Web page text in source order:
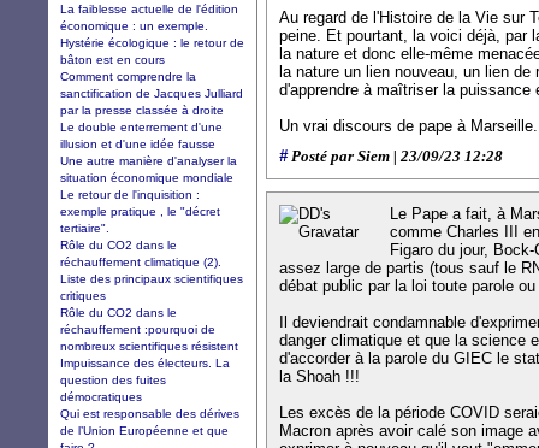
Au regard de l'Histoire de la Vie sur
peine. Et pourtant, la voici déjà, par
la nature et donc elle-même
la nature un lien nouveau, un lien
d'apprendre à maîtriser la
Un vrai discours de pape à Marseille.
#Posté par Siem | 23/09/23 12:28
Le Pape a fait, à
comme Charles III
Figaro du jour,
assez large de partis (tous sauf le
débat public par la loi toute parole
Il deviendrait condamnable
danger climatique et que la science
d'accorder à la parole du GIEC le
la Shoah !!!
Les excès de la période COVID
Macron après avoir calé son image
La faiblesse actuelle de l'édition
économique : un exemple.
Hystérie écologique : le retour de
bâton est en cours
Comment comprendre la
sanctification de Jacques Julliard
par la presse classée à droite
Le double enterrement d'une
illusion et d'une idée fausse
Une autre manière d'analyser la
situation économique mondiale
Le retour de l'inquisition :
exemple pratique , le "décret
tertiaire".
Rôle du CO2 dans le
réchauffement climatique (2).
Liste des principaux scientifiques
critiques
Rôle du CO2 dans le
réchauffement :pourquoi de
nombreux scientifiques résistent
Impuissance des électeurs. La
question des fuites
démocratiques
Qui est responsable des dérives
de l’Union Européenne et que